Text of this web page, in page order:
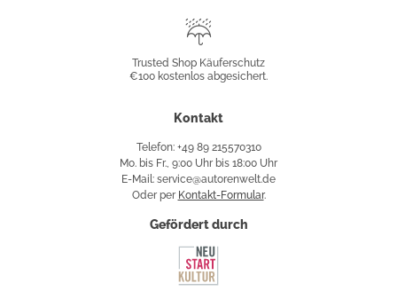
Käuferschutz
Trusted Shop Käuferschutz
€100 kostenlos abgesichert.
Kontakt
Telefon: +49 89 215570310
Mo. bis Fr., 9:00 Uhr bis 18:00 Uhr
E-Mail: service@autorenwelt.de
Oder per Kontakt-Formular.
Gefördert durch